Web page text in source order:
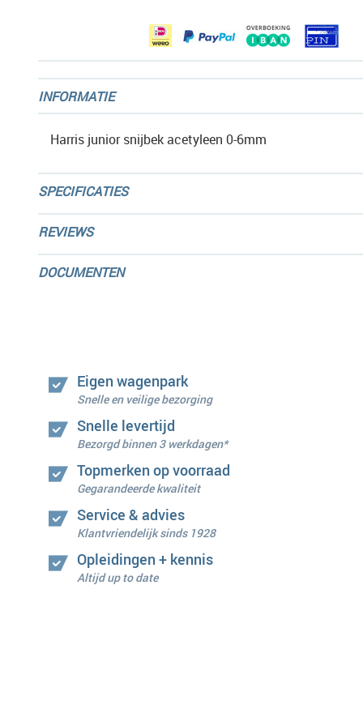
INFORMATIE
Harris junior snijbek acetyleen 0-6mm
SPECIFICATIES
REVIEWS
DOCUMENTEN
Eigen wagenpark
Snelle en veilige bezorging
Snelle levertijd
Bezorgd binnen 3 werkdagen*
Topmerken op voorraad
Gegarandeerde kwaliteit
Service & advies
Klantvriendelijk sinds 1928
Opleidingen + kennis
Altijd up to date